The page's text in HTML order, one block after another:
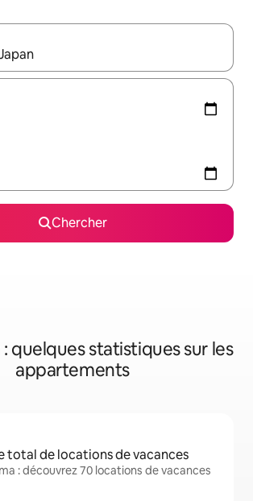
sont affichés, parcourez-les en utilisant
Chercher
quelques statistiques sur les
appartements
total de locations de vacances
: découvrez 70 locations de vacances